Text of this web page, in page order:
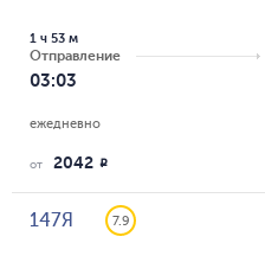
Отправление
03:03
1 ч 53 м
ежедневно
от 2042 R
147Я 7.9